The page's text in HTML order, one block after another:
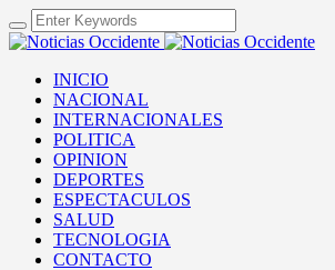
INICIO
NACIONAL
INTERNACIONALES
POLITICA
OPINION
DEPORTES
ESPECTACULOS
SALUD
TECNOLOGIA
CONTACTO